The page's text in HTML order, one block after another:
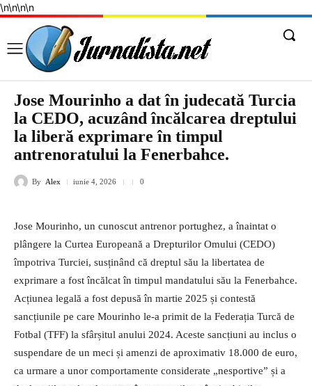
\n\n\n\n
Jose Mourinho a dat în judecată Turcia
la CEDO, acuzând încălcarea dreptului
la liberă exprimare în timpul
antrenoratului la Fenerbahce.
By Alex iunie 4, 2026 0
Jose Mourinho, un cunoscut antrenor portughez, a înaintat o
plângere la Curtea Europeană a Drepturilor Omului (CEDO)
împotriva Turciei, susținând că dreptul său la libertatea de
exprimare a fost încălcat în timpul mandatului său la Fenerbahce.
Acțiunea legală a fost depusă în martie 2025 și contestă
sancțiunile pe care Mourinho le-a primit de la Federația Turcă de
Fotbal (TFF) la sfârșitul anului 2024. Aceste sancțiuni au inclus o
suspendare de un meci și amenzi de aproximativ 18.000 de euro,
ca urmare a unor comportamente considerate „nesportive” și a